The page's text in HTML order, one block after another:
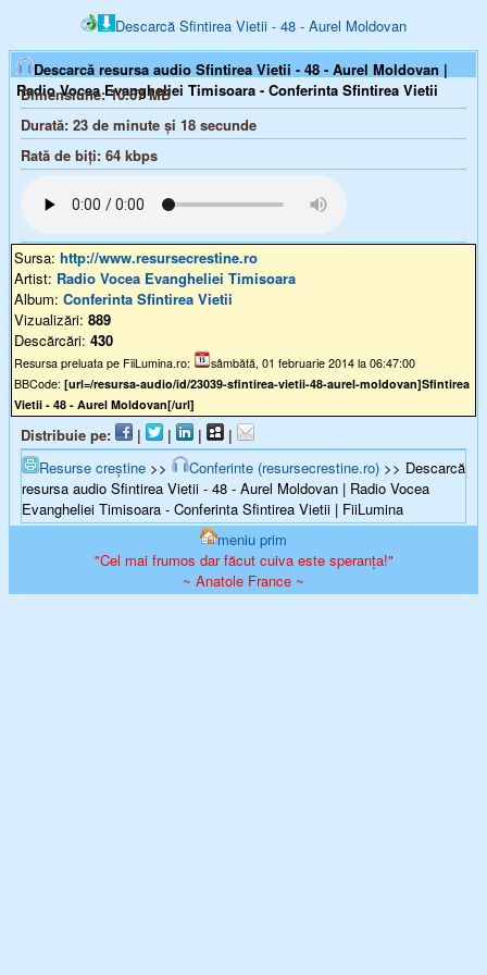
Descarcă Sfintirea Vietii - 48 - Aurel Moldovan
Descarcă resursa audio Sfintirea Vietii - 48 - Aurel Moldovan |
Radio Vocea Evangheliei Timisoara - Conferinta Sfintirea Vietii
Dimensiune:10.67 MB
Durată: 23 de minute și 18 secunde
Rată de biți: 64 kbps
Sursa: http://www.resursecrestine.ro
Artist: Radio Vocea Evangheliei Timisoara
Album: Conferinta Sfintirea Vietii
Vizualizări: 889
Descărcări: 430
Resursa preluata pe FiiLumina.ro:
sâmbătă, 01 februarie 2014 la 06:47:00
BBCode: [url=/resursa-audio/id/23039-sfintirea-vietii-48-aurel-moldovan]Sfintirea
Vietii - 48 - Aurel Moldovan[/url]
Distribuie pe: | | |
|
Resurse creștine >> Conferinte (resursecrestine.ro) >> Descarcă
resursa audio Sfintirea Vietii - 48 - Aurel Moldovan | Radio Vocea
Evangheliei Timisoara - Conferinta Sfintirea Vietii | FiiLumina
meniu prim
"Cel mai frumos dar făcut cuiva este speranța!"
~ Anatole France ~